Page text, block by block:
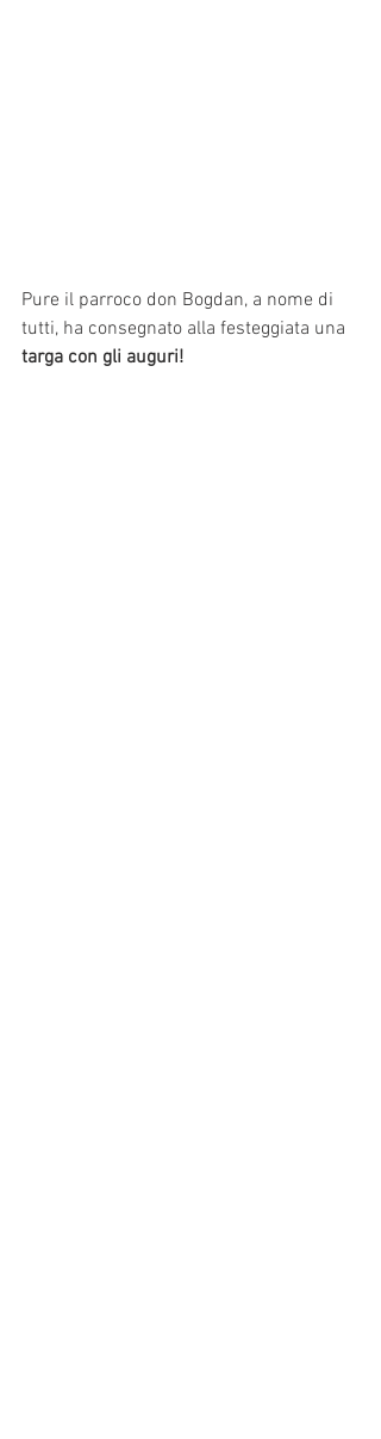
Pure il parroco don Bogdan, a nome di
tutti, ha consegnato alla festeggiata una
targa con gli auguri!